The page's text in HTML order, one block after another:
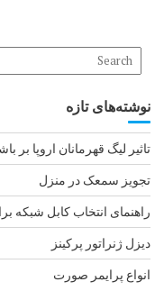
ر
و
ش
ت
ه‌
ه
ا
نوشته‌های تازه
تاثیر لیگ قهرمانان اروپا بر
تجویز سمعک در منزل
راهنمای انتخاب کابل شبکه
دیزل ژنراتور پرکینز
انواع پرایمر صورت